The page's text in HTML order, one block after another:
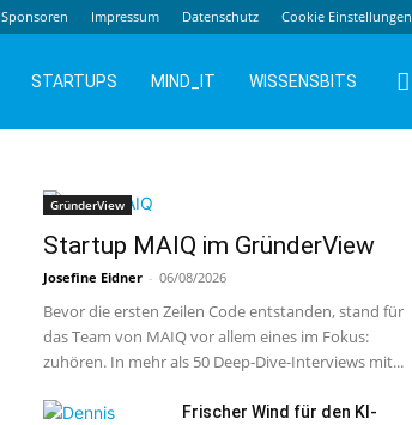
Sponsoren Impressum Datenschutz Cookie Einstellungen
STARTUPS MIND_IT WISSENSBITS
GründerView
Startup MAIQ im GründerView
Josefine Eidner - 06/08/2026
Bevor die ersten Zeilen Code entstanden, stand für
das Team von MAIQ vor allem eines im Fokus:
zuhören. In mehr als 50 Deep-Dive-Interviews mit...
Frischer Wind für den KI-